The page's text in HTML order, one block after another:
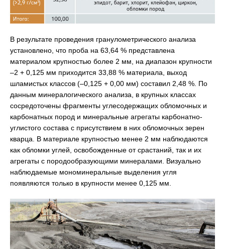
В результате проведения гранулометрического анализа
установлено, что проба на 63,64 % представлена
материалом крупностью более 2 мм, на диапазон крупности
–2 + 0,125 мм приходится 33,88 % материала, выход
шламистых классов (–0,125 + 0,00 мм) составил 2,48 %. По
данным минералогического анализа, в крупных классах
сосредоточены фрагменты углесодержащих обломочных и
карбонатных пород и минеральные агрегаты карбонатно-
углистого состава с присутствием в них обломочных зерен
кварца. В материале крупностью менее 2 мм наблюдаются
как обломки углей, освобожденные от срастаний, так и их
агрегаты с породообразующими минералами. Визуально
наблюдаемые мономинеральные выделения угля
появляются только в крупности менее 0,125 мм.